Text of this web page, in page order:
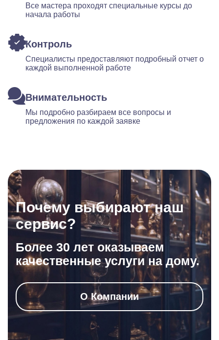
Все мастера проходят специальные курсы до
начала работы
Контроль
Специалисты предоставляют подробный отчет о
каждой выполненной работе
Внимательность
Мы подробно разбираем все вопросы и
предложения по каждой заявке
Почему выбирают наш
сервис?
Более 30 лет оказываем
качественные услуги на дому.
О Компании